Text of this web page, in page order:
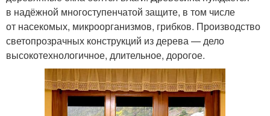
в надёжной многоступенчатой защите, в том числе
от насекомых, микроорганизмов, грибков. Производство
светопрозрачных конструкций из дерева — дело
высокотехнологичное, длительное, дорогое.